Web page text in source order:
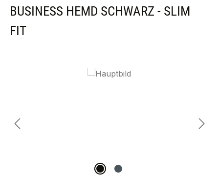
BUSINESS HEMD SCHWARZ - SLIM
FIT
Bildergalerie überspringen